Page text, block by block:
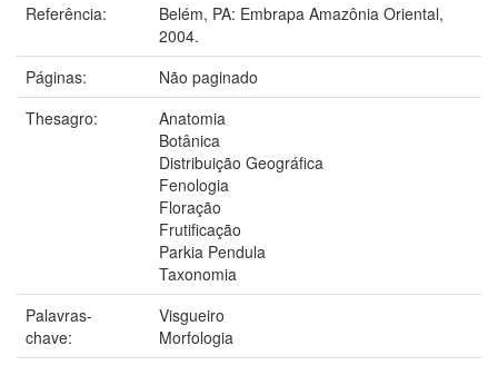
Referência:
Belém, PA: Embrapa Amazônia Oriental,
2004.
Páginas:
Não paginado
Thesagro:
Anatomia
Botânica
Distribuição Geográfica
Fenologia
Floração
Frutificação
Parkia Pendula
Taxonomia
Palavras-
chave:
Visgueiro
Morfologia